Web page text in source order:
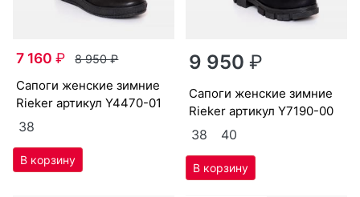
7 160₽ 8 950₽
са­поги женс­кие зим­ние
Ri­eker артикулY4470-01
38
9 950₽
са­поги женс­кие зим­ние
Ri­eker артикулY7190-00
38 40